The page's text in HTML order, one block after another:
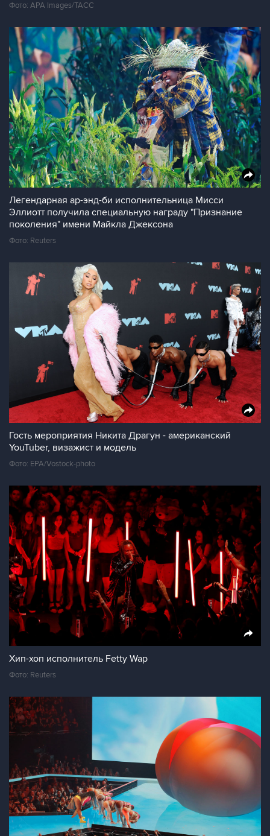
Фото: APA Images/ТАСС
Легендарная ар-энд-би исполнительница Мисси
Эллиотт получила специальную награду "Признание
поколения" имени Майкла Джексона
Фото: Reuters
Гость мероприятия Никита Драгун - американский
YouTuber, визажист и модель
Фото: EPA/Vostock-photo
Хип-хоп исполнитель Fetty Wap
Фото: Reuters